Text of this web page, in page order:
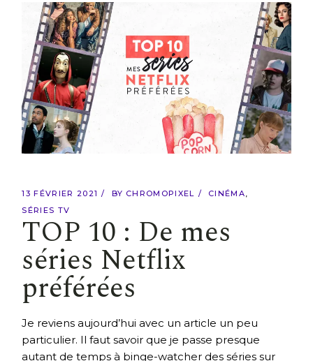
13 FÉVRIER 2021 BY CHROMOPIXEL
CINÉMA
SÉRIES TV
TOP 10 : De mes
séries Netflix
préférées
Je reviens aujourd’hui avec un article un peu
particulier. Il faut savoir que je passe presque
autant de temps à binge-watcher des séries sur